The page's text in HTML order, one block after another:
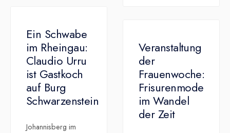
Ein Schwabe
im Rheingau:
Claudio Urru
ist Gastkoch
auf Burg
Schwarzenstein
Johannisberg im
Veranstaltung
der
Frauenwoche:
Frisurenmode
im Wandel
der Zeit